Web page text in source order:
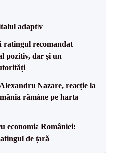
adaptiv
ratingul recomandat
pozitiv, dar și un
Nazare, reacție la
rămâne pe harta
economia României:
de țară